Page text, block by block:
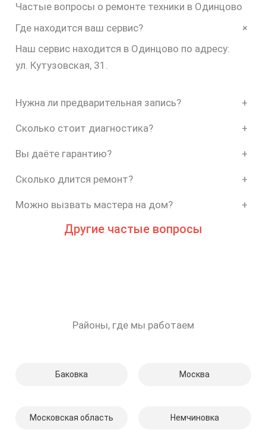
Частые вопросы о ремонте техники в Одинцово
Где находится ваш сервис?
+
Наш сервис находится в Одинцово по адресу:
ул. Кутузовская, 31.
Нужна ли предварительная запись? +
Сколько стоит диагностика? +
Вы даёте гарантию? +
Сколько длится ремонт? +
Можно вызвать мастера на дом? +
Другие частые вопросы
Районы, где мы работаем
Баковка Москва
Московская область Немчиновка